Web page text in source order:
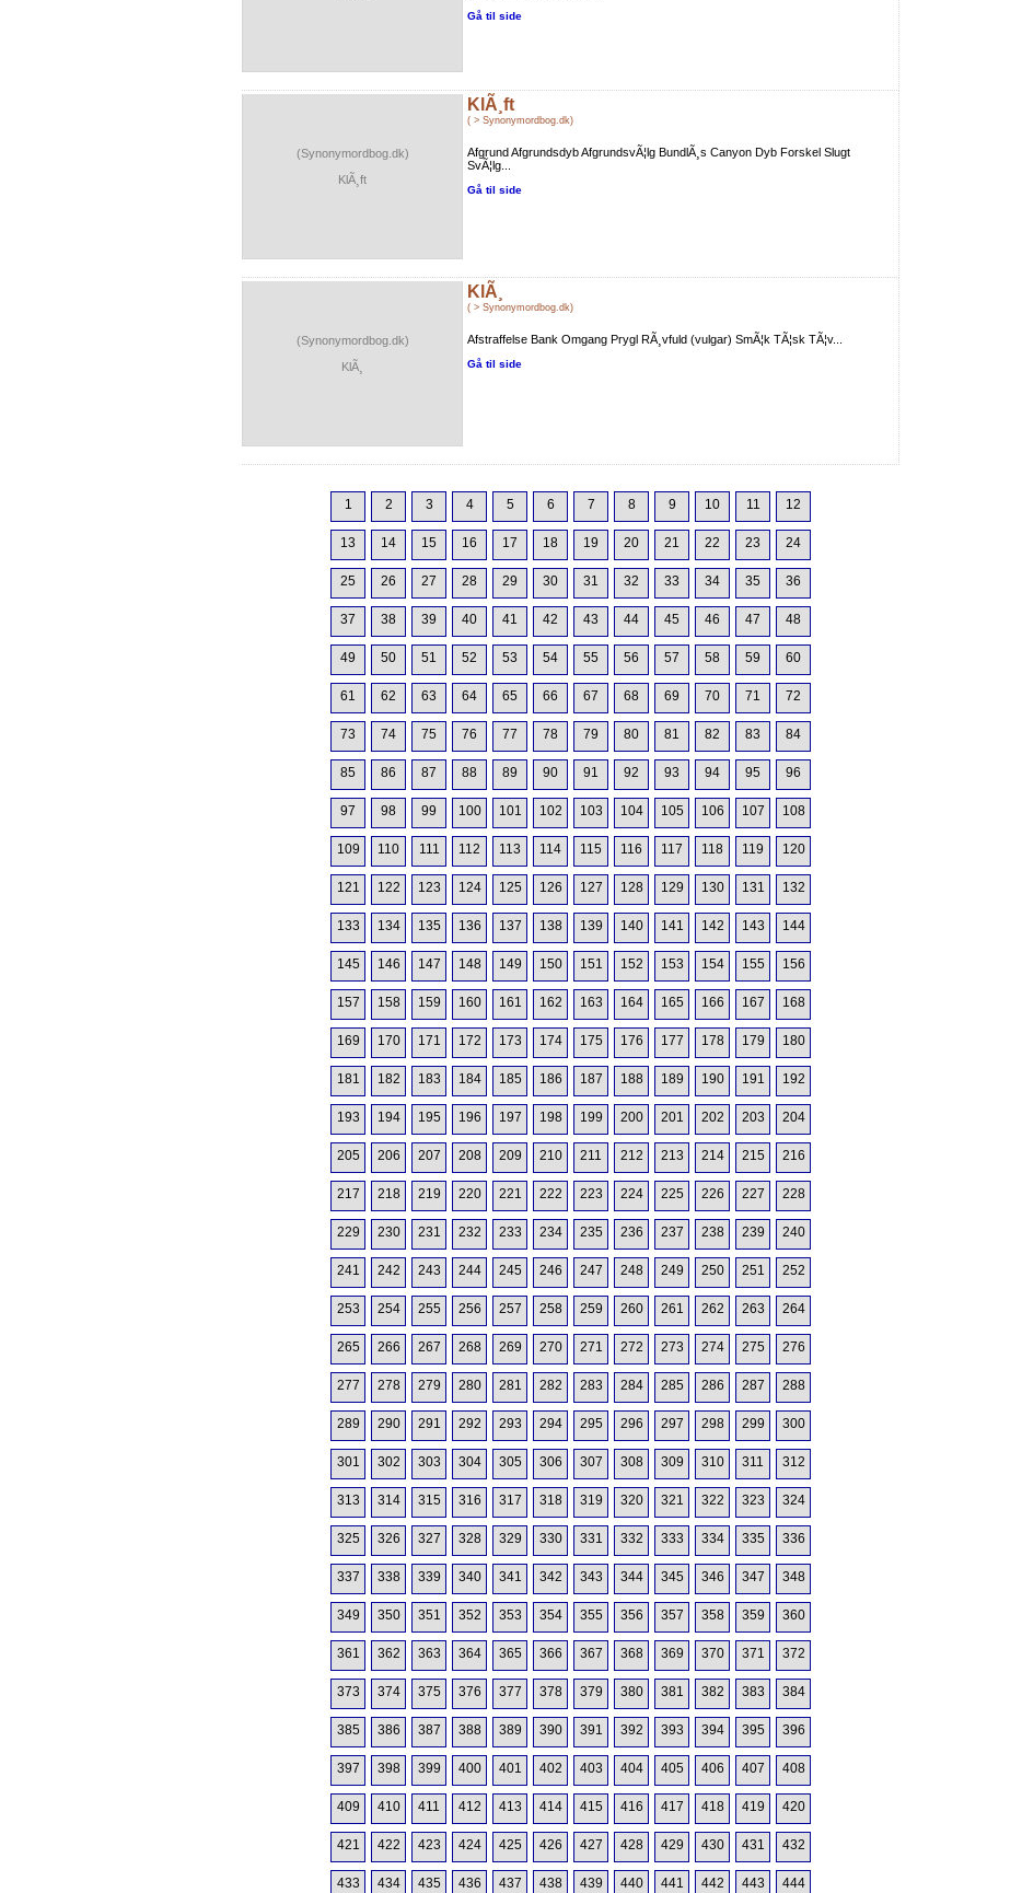
Gå til side
(Synonymordbog.dk)
KlÃ¸ft
KlÃ¸ft
( > Synonymordbog.dk)
Afgrund Afgrundsdyb AfgrundsvÃ¦lg BundlÃ¸s Canyon Dyb Forskel Slugt
SvÃ¦lg...
Gå til side
(Synonymordbog.dk)
KlÃ¸
KlÃ¸
( > Synonymordbog.dk)
Afstraffelse Bank Omgang Prygl RÃ¸vfuld (vulgar) SmÃ¦k TÃ¦sk TÃ¦v...
Gå til side
1 2 3 4 5 6 7 8 9 10 11 12
13 14 15 16 17 18 19 20 21 22 23 24
25 26 27 28 29 30 31 32 33 34 35 36
37 38 39 40 41 42 43 44 45 46 47 48
49 50 51 52 53 54 55 56 57 58 59 60
61 62 63 64 65 66 67 68 69 70 71 72
73 74 75 76 77 78 79 80 81 82 83 84
85 86 87 88 89 90 91 92 93 94 95 96
97 98 99 100 101 102 103 104 105 106 107 108
109 110 111 112 113 114 115 116 117 118 119 120
121 122 123 124 125 126 127 128 129 130 131 132
133 134 135 136 137 138 139 140 141 142 143 144
145 146 147 148 149 150 151 152 153 154 155 156
157 158 159 160 161 162 163 164 165 166 167 168
169 170 171 172 173 174 175 176 177 178 179 180
181 182 183 184 185 186 187 188 189 190 191 192
193 194 195 196 197 198 199 200 201 202 203 204
205 206 207 208 209 210 211 212 213 214 215 216
217 218 219 220 221 222 223 224 225 226 227 228
229 230 231 232 233 234 235 236 237 238 239 240
241 242 243 244 245 246 247 248 249 250 251 252
253 254 255 256 257 258 259 260 261 262 263 264
265 266 267 268 269 270 271 272 273 274 275 276
277 278 279 280 281 282 283 284 285 286 287 288
289 290 291 292 293 294 295 296 297 298 299 300
301 302 303 304 305 306 307 308 309 310 311 312
313 314 315 316 317 318 319 320 321 322 323 324
325 326 327 328 329 330 331 332 333 334 335 336
337 338 339 340 341 342 343 344 345 346 347 348
349 350 351 352 353 354 355 356 357 358 359 360
361 362 363 364 365 366 367 368 369 370 371 372
373 374 375 376 377 378 379 380 381 382 383 384
385 386 387 388 389 390 391 392 393 394 395 396
397 398 399 400 401 402 403 404 405 406 407 408
409 410 411 412 413 414 415 416 417 418 419 420
421 422 423 424 425 426 427 428 429 430 431 432
433 434 435 436 437 438 439 440 441 442 443 444